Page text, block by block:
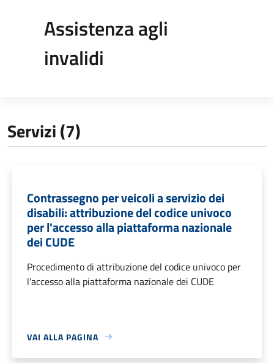
Assistenza agli
invalidi
Servizi (7)
Contrassegno per veicoli a servizio dei
disabili: attribuzione del codice univoco
per l'accesso alla piattaforma nazionale
dei CUDE
Procedimento di attribuzione del codice univoco per
l'accesso alla piattaforma nazionale dei CUDE
VAI ALLA PAGINA